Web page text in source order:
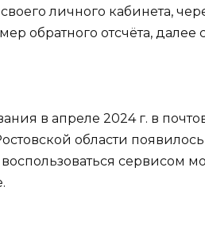
личного кабинета,
обратного отсчёта, далее
в апреле 2024 г. в
области появилось
сервисом